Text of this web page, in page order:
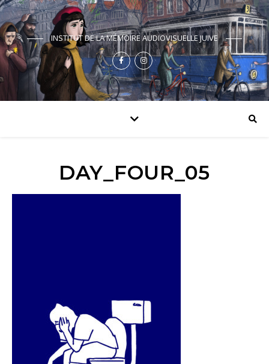
INSTITUT DE LA MÉMOIRE AUDIOVISUELLE JUIVE
DAY_FOUR_05